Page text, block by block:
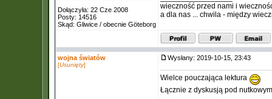
Dołączyła: 22 Cze 2008
Posty: 14516
Skąd: Gliwice / obecnie Göteborg
wieczność przed nami i
a dla nas ... chwila - między
wojna światów
[Usunięty]
Wysłany: 2019-10-15, 23:43
Wielce pouczająca lektura
Łącznie z dyskusją pod